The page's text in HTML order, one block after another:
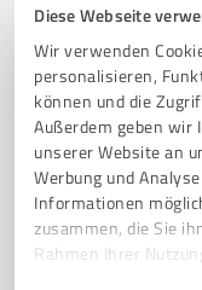
Diese Webseite
Wir verwenden
personalisieren,
können und die
Außerdem geben wir
unserer Website an
Werbung und
Informationen
zusammen, die Sie
Rahmen Ihrer
im
BESTATTUNGSHAUS
BAUMBESTATTUNG
VORSORGE
MENSCHLICHE BEGLEITUNG